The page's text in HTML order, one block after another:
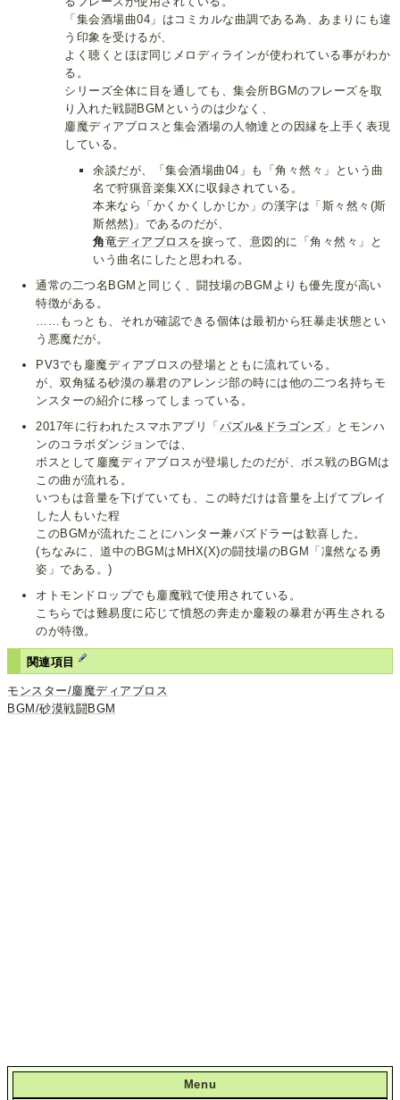
「集会酒場曲04」はコミカルな曲調である為、あまりにも違
う印象を受けるが、
よく聴くとほぼ同じメロディラインが使われている事がわか
る。
シリーズ全体に目を通しても、集会所BGMのフレーズを取
り入れた戦闘BGMというのは少なく、
鏖魔ディアブロスと集会酒場の人物達との因縁を上手く表現
している。
余談だが、「集会酒場曲04」も「角々然々」という曲
名で狩猟音楽集XXに収録されている。
本来なら「かくかくしかじか」の漢字は「斯々然々(斯
斯然然)」であるのだが、
角竜ディアブロスを捩って、意図的に「角々然々」と
いう曲名にしたと思われる。
通常の二つ名BGMと同じく、闘技場のBGMよりも優先度が高い
特徴がある。
……もっとも、それが確認できる個体は最初から狂暴走状態とい
う悪魔だが。
PV3でも鏖魔ディアブロスの登場とともに流れている。
が、双角猛る砂漠の暴君のアレンジ部の時には他の二つ名持ちモ
ンスターの紹介に移ってしまっている。
2017年に行われたスマホアプリ「 パズル&ドラゴンズ 」とモンハ
ンのコラボダンジョンでは、
ボスとして鏖魔ディアブロスが登場したのだが、ボス戦のBGMは
この曲が流れる。
いつもは音量を下げていても、この時だけは音量を上げてプレイ
した人もいた程
このBGMが流れたことにハンター兼パズドラーは歓喜した。
(ちなみに、道中のBGMはMHX(X)の闘技場のBGM「凜然なる勇
姿」である。)
オトモンドロップでも鏖魔戦で使用されている。
こちらでは難易度に応じて憤怒の奔走か鏖殺の暴君が再生される
のが特徴。
関連項目
モンスター/鏖魔ディアブロス
BGM/砂漠戦闘BGM
Menu